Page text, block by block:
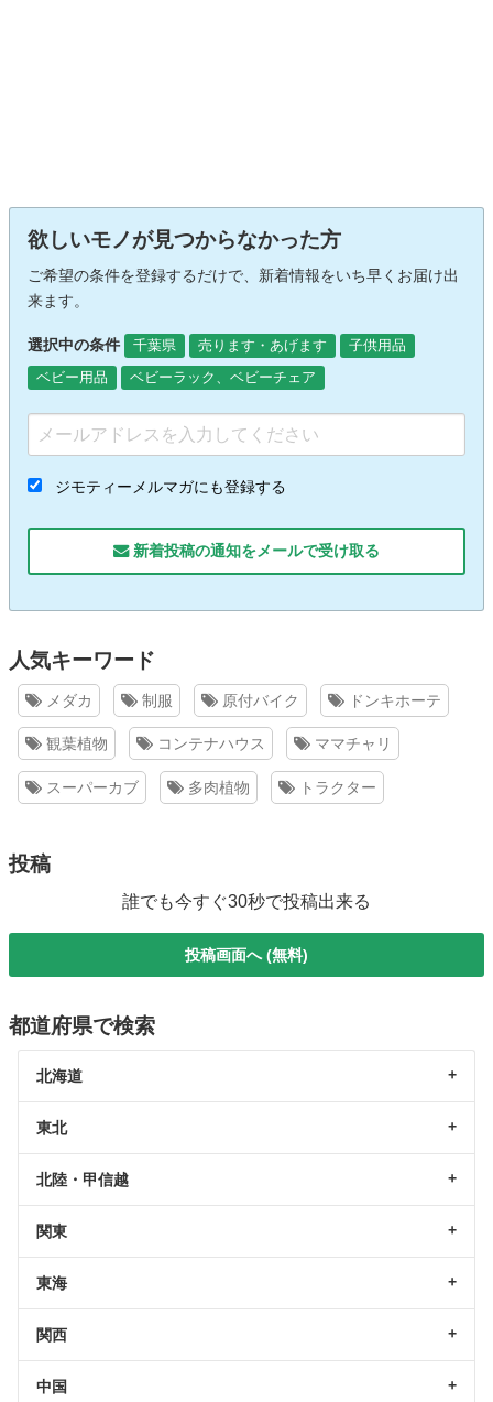
欲しいモノが見つからなかった方
ご希望の条件を登録するだけで、新着情報をいち早くお届け出
来ます。
選択中の条件 千葉県 売ります・あげます
子供用品
ベビー用品
ベビーラック、ベビーチェア
ジモティーメルマガにも登録する
新着投稿の通知をメールで受け取る
人気キーワード
メダカ 制服 原付バイク ドンキホーテ
観葉植物 コンテナハウス ママチャリ
スーパーカブ 多肉植物 トラクター
投稿
誰でも今すぐ30秒で投稿出来る
投稿画面へ (無料)
都道府県で検索
北海道
東北
北陸・甲信越
関東
東海
関西
中国